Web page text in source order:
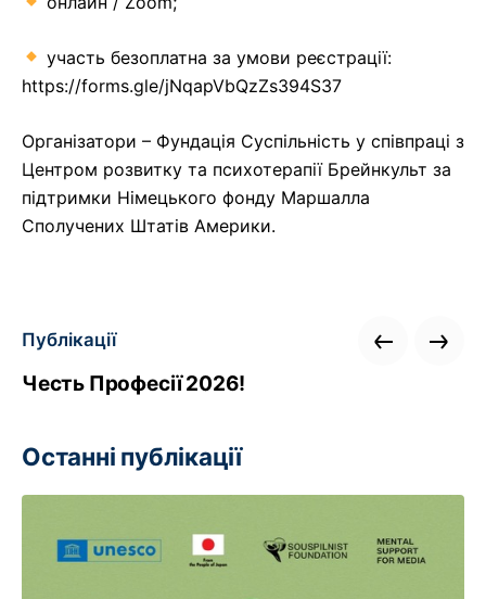
участь безоплатна за умови реєстрації:
https://forms.gle/jNqapVbQzZs394S37
Організатори – Фундація Суспільність у співпраці з
Центром розвитку та психотерапії Брейнкульт за
підтримки Німецького фонду Маршалла
Сполучених Штатів Америки.
Публікації
Честь Професії 2026!
Останні публікації